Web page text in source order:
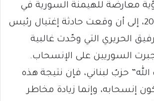
معارضة للهيمنة السورية في
الفترة 2004-2005، إلى أن وقعت حادثة إغتيال رئيس
الحريري التي وحّدت غالبية
أجبرت السوريين على الإنسحاب.
حزبٌ لبناني، فإن نتيجة هذه
إنسحابه، وإنما زيادة مخاطر